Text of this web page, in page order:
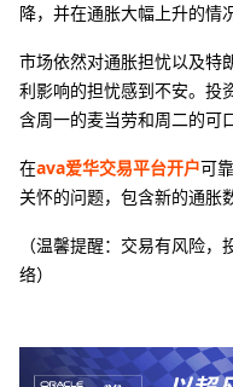
降，并在通胀大幅上升的情
市场依然对通胀担忧以及特
利影响的担忧感到不安。投
含周一的麦当劳和周二的可
在ava爱华交易平台开户可
关怀的问题，包含新的通胀
（温馨提醒：交易有风险
络）